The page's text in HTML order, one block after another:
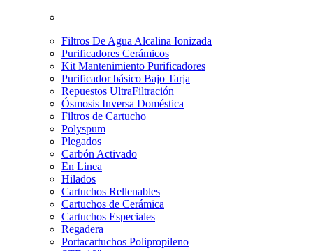
Filtros De Agua Alcalina Ionizada
Purificadores Cerámicos
Kit Mantenimiento Purificadores
Purificador básico Bajo Tarja
Repuestos UltraFiltración
Ósmosis Inversa Doméstica
Filtros de Cartucho
Polyspum
Plegados
Carbón Activado
En Linea
Hilados
Cartuchos Rellenables
Cartuchos de Cerámica
Cartuchos Especiales
Regadera
Portacartuchos Polipropileno